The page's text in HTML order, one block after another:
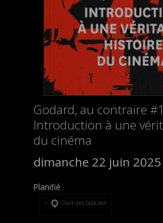
Godard, au contraire
Introduction à une
du cinéma
dimanche 22 juin 2025
Planifié
Ouvrir dans l’application